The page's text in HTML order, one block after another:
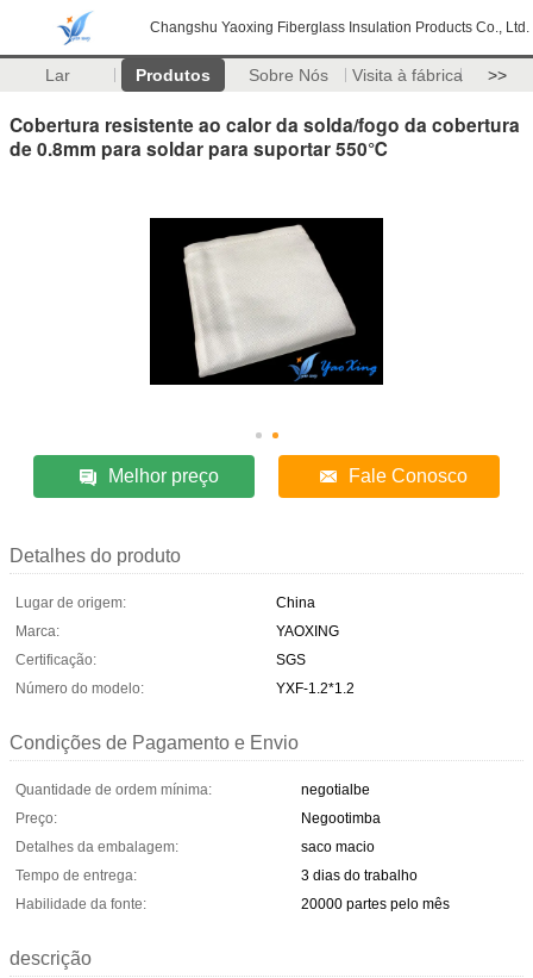
Changshu Yaoxing Fiberglass Insulation Products Co., Ltd.
Lar Produtos Sobre Nós Visita à fábrica >>
Cobertura resistente ao calor da solda/fogo da cobertura
de 0.8mm para soldar para suportar 550℃
Melhor preço Fale Conosco
Detalhes do produto
Lugar de origem:
China
Marca:
YAOXING
Certificação:
SGS
Número do modelo:
YXF-1.2*1.2
Condições de Pagamento e Envio
Quantidade de ordem mínima:
negotialbe
Preço:
Negootimba
Detalhes da embalagem:
saco macio
Tempo de entrega:
3 dias do trabalho
Habilidade da fonte:
20000 partes pelo mês
descrição